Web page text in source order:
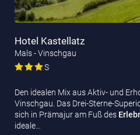
Hotel Kastellatz
Mals - Vinschgau
S
Den idealen Mix aus Aktiv- und
Vinschgau. Das Drei-Sterne-
sich in Prämajur am Fuß des
ideale…